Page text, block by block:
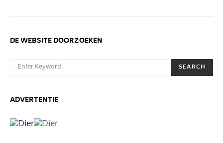
DE WEBSITE DOORZOEKEN
SEARCH FOR:
SEARCH
ADVERTENTIE